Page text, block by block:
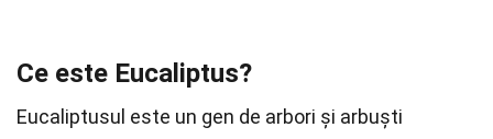
Ce este Eucaliptus?
Eucaliptusul este un gen de arbori și arbuști